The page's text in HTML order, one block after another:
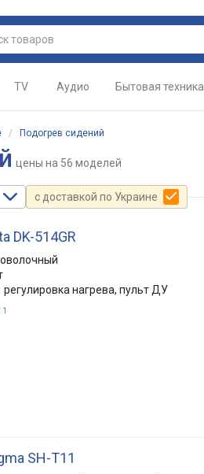
TV Аудио Бытовая техника
/ Подогрев сидений
цены на 56 моделей
с доставкой по Украине
DK-514GR
регулировка нагрева, пульт ДУ
1
SH-T11